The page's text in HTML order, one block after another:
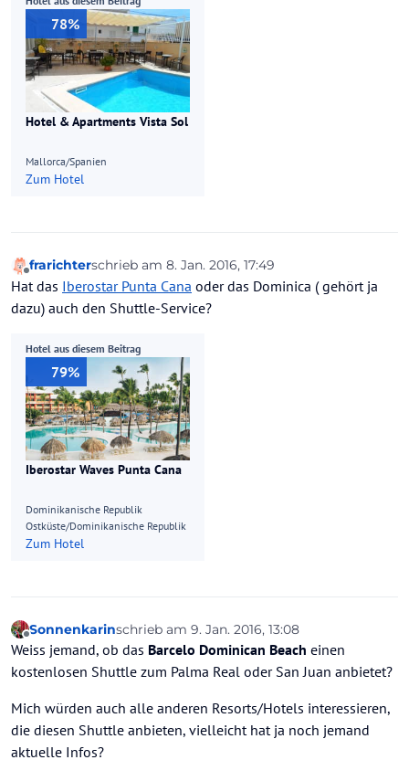
78%
Hotel & Apartments Vista Sol
Mallorca/Spanien
Zum Hotel
Offline
frarichterschrieb am 8. Jan. 2016, 17:49
zuletzt editiert von
Hat das Iberostar Punta Cana oder das Dominica ( gehört ja
dazu) auch den Shuttle-Service?
Hotel aus diesem Beitrag
79%
Iberostar Waves Punta Cana
Dominikanische Republik
Ostküste/Dominikanische Republik
Zum Hotel
Offline
Sonnenkarinschrieb am 9. Jan. 2016, 13:08
zuletzt editiert von
Weiss jemand, ob das Barcelo Dominican Beach einen
kostenlosen Shuttle zum Palma Real oder San Juan anbietet?
Mich würden auch alle anderen Resorts/Hotels interessieren,
die diesen Shuttle anbieten, vielleicht hat ja noch jemand
aktuelle Infos?